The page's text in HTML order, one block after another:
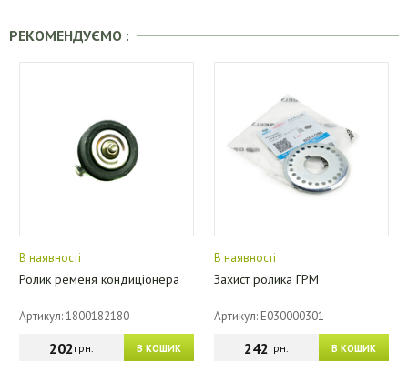
РЕКОМЕНДУЄМО :
В наявності
Ролик ременя кондиціонера
Артикул: 1800182180
В КОШИК
202грн.
В наявності
Захист ролика ГРМ
Артикул: E030000301
В КОШИК
242грн.